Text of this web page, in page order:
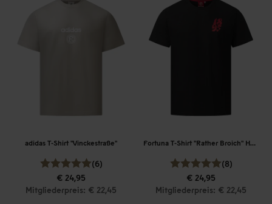
adidas T-Shirt "Vinckestraße"
(6)
€ 24,95
Mitgliederpreis: € 22,45
Fortuna T-Shirt "Rather Broich" Herren
(8)
€ 24,95
Mitgliederpreis: € 22,45